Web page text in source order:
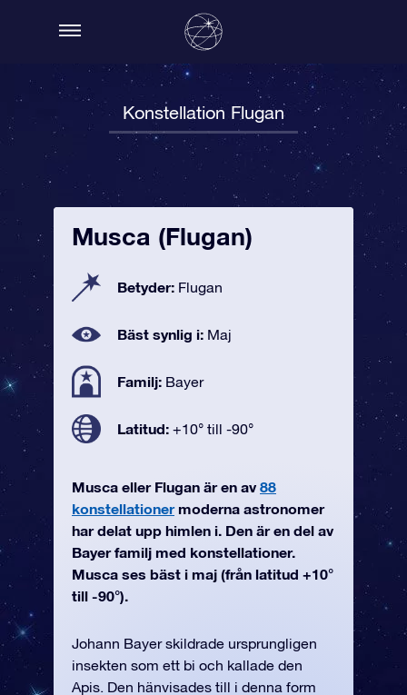
Konstellation Flugan
Musca (Flugan)
Betyder: Flugan
Bäst synlig i: Maj
Familj: Bayer
Latitud: +10° till -90°
Musca eller Flugan är en av 88
konstellationermoderna astronomer
har delat upp himlen i. Den är en del av
Bayer familj med konstellationer.
Musca ses bäst i maj (från latitud +10°
till -90°).
Johann Bayer skildrade ursprungligen
insekten som ett bi och kallade den
Apis. Den hänvisades till i denna form